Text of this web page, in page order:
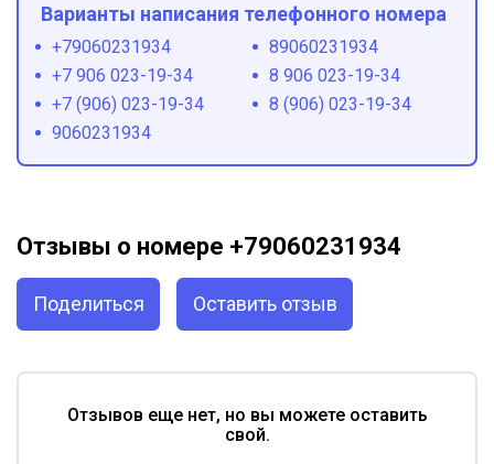
Варианты написания телефонного номера
+79060231934
89060231934
+7 906 023-19-34
8 906 023-19-34
+7 (906) 023-19-34
8 (906) 023-19-34
9060231934
Отзывы о номере +79060231934
Поделиться Оставить отзыв
Отзывов еще нет, но вы можете оставить
свой.